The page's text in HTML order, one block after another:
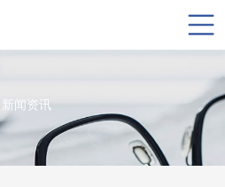
新闻资讯